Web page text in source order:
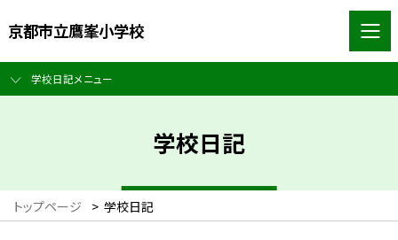
京都市立鷹峯小学校
学校日記メニュー
学校日記
トップページ > 学校日記